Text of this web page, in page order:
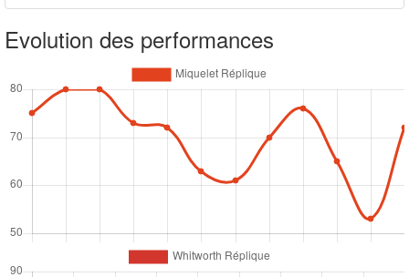
Evolution des performances